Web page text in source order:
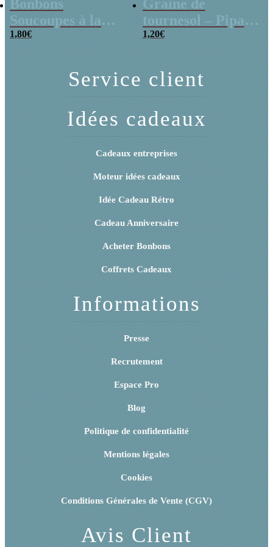
Bonbons
Soucoupes à la
poudre (x20)
1,80€
Graine de
tournesol – Pipas
x 3
1,20€
Service client
Idées cadeaux
Cadeaux entreprises
Moteur idées cadeaux
Idée Cadeau Rétro
Cadeau Anniversaire
Acheter Bonbons
Coffrets Cadeaux
Informations
Presse
Recrutement
Espace Pro
Blog
Politique de confidentialité
Mentions légales
Cookies
Conditions Générales de Vente (CGV)
Avis Client